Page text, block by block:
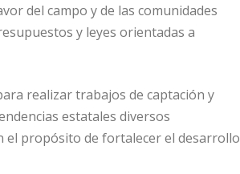
del campo y de las comunidades
y leyes orientadas a
realizar trabajos de captación y
estatales diversos
el propósito de fortalecer el desarrollo